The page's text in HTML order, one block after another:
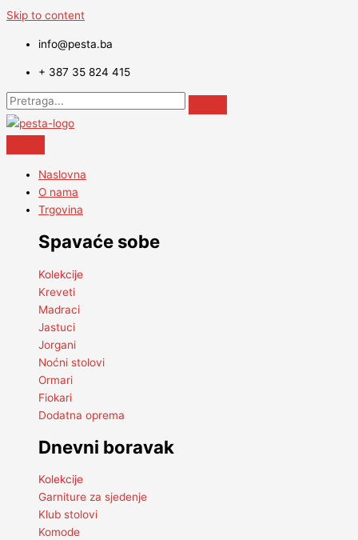
Skip to content
info@pesta.ba
+ 387 35 824 415
Naslovna
O nama
Trgovina
Spavaće sobe
Kolekcije
Kreveti
Madraci
Jastuci
Jorgani
Noćni stolovi
Ormari
Fiokari
Dodatna oprema
Dnevni boravak
Kolekcije
Garniture za sjedenje
Klub stolovi
Komode